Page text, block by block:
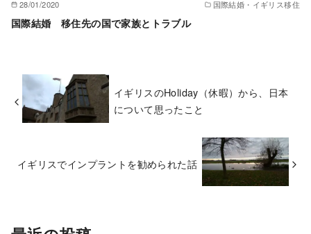
28/01/2020 国際結婚・イギリス移住
国際結婚 移住先の国で家族とトラブル
イギリスのHoliday（休暇）から、日本
について思ったこと
イギリスでインプラントを勧められた話